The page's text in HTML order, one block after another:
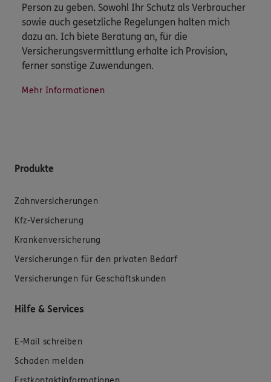
Person zu geben. Sowohl Ihr Schutz als Verbraucher
sowie auch gesetzliche Regelungen halten mich
dazu an. Ich biete Beratung an, für die
Versicherungsvermittlung erhalte ich Provision,
ferner sonstige Zuwendungen.
Mehr Informationen
Produkte
Zahnversicherungen
Kfz-Versicherung
Krankenversicherung
Versicherungen für den privaten Bedarf
Versicherungen für Geschäftskunden
Hilfe & Services
E-Mail schreiben
Schaden melden